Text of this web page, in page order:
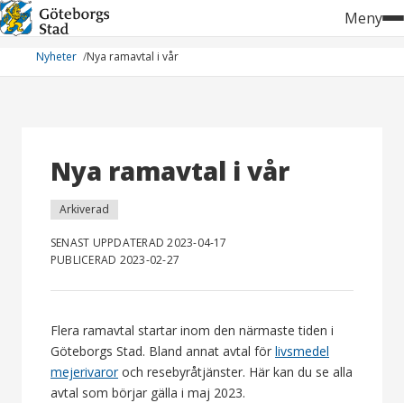
Hoppa
till
innehåll
Meny
Nyheter Nya ramavtal i vår
Nya ramavtal i vår
Arkiverad
SENAST UPPDATERAD 2023-04-17
PUBLICERAD 2023-02-27
Flera ramavtal startar inom den närmaste tiden i
Göteborgs Stad. Bland annat avtal för livsmedel
mejerivaroroch resebyråtjänster. Här kan du se alla
avtal som börjar gälla i maj 2023.